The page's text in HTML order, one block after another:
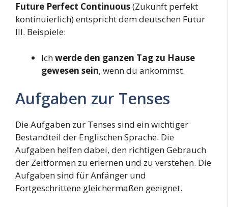
Future Perfect Continuous(Zukunft perfekt
kontinuierlich) entspricht dem deutschen Futur
III. Beispiele:
Ichwerde den ganzen Tag zu Hause
gewesen sein, wenn du ankommst.
Aufgaben zur Tenses
Die Aufgaben zur Tenses sind ein wichtiger
Bestandteil der Englischen Sprache. Die
Aufgaben helfen dabei, den richtigen Gebrauch
der Zeitformen zu erlernen und zu verstehen. Die
Aufgaben sind für Anfänger und
Fortgeschrittene gleichermaßen geeignet.